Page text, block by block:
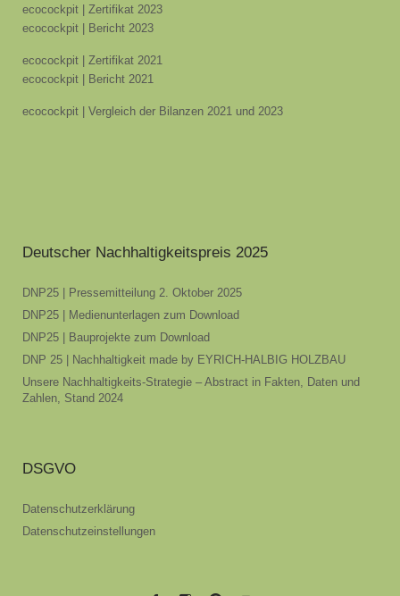
ecocockpit | Zertifikat 2023
ecocockpit | Bericht 2023
ecocockpit | Zertifikat 2021
ecocockpit | Bericht 2021
ecocockpit | Vergleich der Bilanzen 2021 und 2023
Deutscher Nachhaltigkeitspreis 2025
DNP25 | Pressemitteilung 2. Oktober 2025
DNP25 | Medienunterlagen zum Download
DNP25 | Bauprojekte zum Download
DNP 25 | Nachhaltigkeit made by EYRICH-HALBIG HOLZBAU
Unsere Nachhaltigkeits-Strategie – Abstract in Fakten, Daten und
Zahlen, Stand 2024
DSGVO
Datenschutzerklärung
Datenschutzeinstellungen